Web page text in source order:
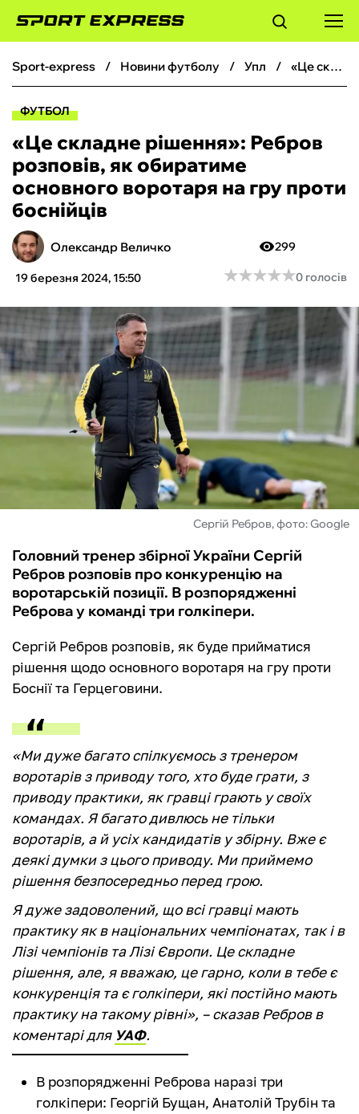
ФУТБОЛ
БОКС
ХОКЕЙ
ТЕНІС
КІБЕРСПОРТ
ЧС-2026
ФУТЗАЛ
ІНШІ
БУКМЕКЕРИ
sport-express новини футболу упл «Це складне рішення»: Ребров розповів, як обиратиме основного воротаря на гру проти боснійців
ФУТБОЛ
«Це складне рішення»: Ребров
розповів, як обиратиме
основного воротаря на гру проти
боснійців
Олександр Величко
19 березня 2024, 15:50
299
★★★★★
★★★★★0 голосів
Сергій Ребров, фото: Google
Головний тренер збірної України Сергій
Ребров розповів про конкуренцію на
воротарській позиції. В розпорядженні
Реброва у команді три голкіпери.
Сергій Ребров розповів, як буде прийматися
рішення щодо основного воротаря на гру проти
Боснії та Герцеговини.
«Ми дуже багато спілкуємось з тренером
воротарів з приводу того, хто буде грати, з
приводу практики, як гравці грають у своїх
командах. Я багато дивлюсь не тільки
воротарів, а й усіх кандидатів у збірну. Вже є
деякі думки з цього приводу. Ми приймемо
рішення безпосередньо перед грою.
Я дуже задоволений, що всі гравці мають
практику як в національних чемпіонатах, так і в
Лізі чемпіонів та Лізі Європи. Це складне
рішення, але, я вважаю, це гарно, коли в тебе є
конкуренція та є голкіпери, які постійно мають
практику на такому рівні», – сказав Ребров в
коментарі для УАФ.
В розпорядженні Реброва наразі три
голкіпери: Георгій Бущан, Анатолій Трубін та